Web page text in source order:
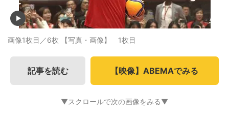
画像1枚目／6枚 【写真・画像】 1枚目
記事を読む 【映像】ABEMAでみる
▼スクロールで次の画像をみる▼